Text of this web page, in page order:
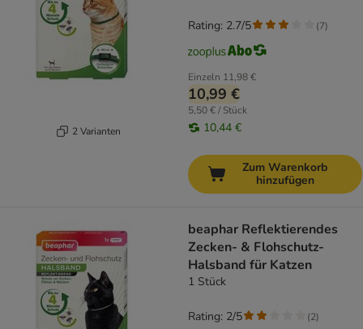
2 Varianten
Einzeln 11,98 €
10,99 €
5,50 € / Stück
10,44 €
Rating: 2.7/5 (7)
Zum Warenkorb
hinzufügen
beaphar Reflektierendes
Zecken- & Flohschutz-
Halsband für Katzen
1 Stück
Rating: 2/5 (2)